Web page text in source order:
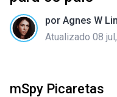
por Agnes W
Atualizado 08
mSpy Picaretas